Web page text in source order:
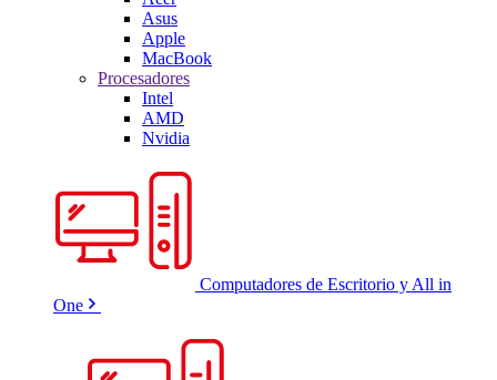
Asus
Apple
MacBook
Procesadores
Intel
AMD
Nvidia
Computadores de Escritorio y All in
One